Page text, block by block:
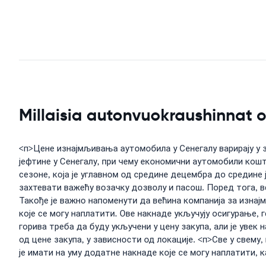
Millaisia autonvuokraushinnat
<п>Цене изнајмљивања аутомобила у Сенегалу варирају
јефтине у Сенегалу, при чему економични аутомобили
сезоне, која је углавном од средине децембра до
захтевати важећу возачку дозволу и пасош. Поред тога,
Такође је важно напоменути да већина компанија за
које се могу наплатити. Ове накнаде укључују
горива треба да буду укључени у цену закупа, али је
од цене закупа, у зависности од локације. <п>Све у
је имати на уму додатне накнаде које се могу